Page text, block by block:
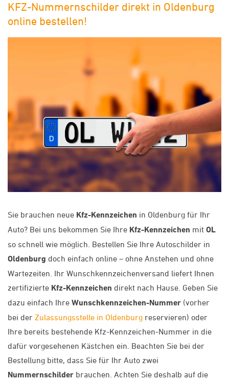
KFZ-Nummernschilder direkt in Oldenburg
online bestellen!
Sie brauchen neue Kfz-Kennzeichen in Oldenburg für Ihr
Auto? Bei uns bekommen Sie Ihre Kfz-Kennzeichen mit OL
so schnell wie möglich. Bestellen Sie Ihre Autoschilder in
Oldenburg doch einfach online – ohne Anstehen und ohne
Wartezeiten. Ihr Wunschkennzeichenversand liefert Ihnen
zertifizierte Kfz-Kennzeichen direkt nach Hause. Geben Sie
dazu einfach Ihre Wunschkennzeichen-Nummer (vorher
bei der Zulassungsstelle in Oldenburg reservieren) oder
Ihre bereits bestehende Kfz-Kennzeichen-Nummer in die
dafür vorgesehenen Kästchen ein. Beachten Sie bei der
Bestellung bitte, dass Sie für Ihr Auto zwei
Nummernschilder brauchen. Achten Sie deshalb auf die